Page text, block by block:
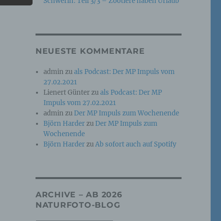
NEUESTE KOMMENTARE
admin zuals Podcast: Der MP Impuls vom
27.02.2021
Lienert Günterzuals Podcast: Der MP
Impuls vom 27.02.2021
admin zuDer MP Impuls zum Wochenende
Björn HarderzuDer MP Impuls zum
Wochenende
Björn HarderzuAb sofort auch auf Spotify
ARCHIVE – AB 2026
NATURFOTO-BLOG